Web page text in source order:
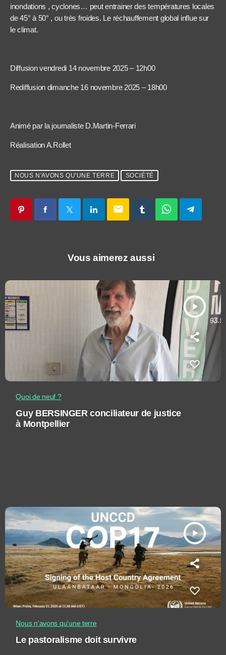
inondations , cyclones… peut entrainer des températures locales
de 45° à 50° , ou très froides. Le réchauffement global influe sur
le climat.
Diffusion vendredi 14 novembre 2025 – 12h00
Rediffusion dimanche 16 novembre 2025 – 18h00
Animé par la journaliste D.Martin-Ferrari
Réalisation A.Rollet
NOUS N'AVONS QU'UNE TERRE SOCIÉTÉ
email
Vous aimerez aussi
play_arrow
Quoi de neuf ?
Guy BERSINGER conciliateur de justice
à Montpellier
play_arrow
Nous n'avons qu'une terre
Le pastoralisme doit survivre